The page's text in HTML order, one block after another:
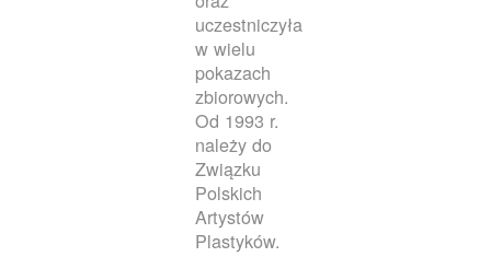
uczestniczyła
w wielu
pokazach
zbiorowych.
Od 1993 r.
należy do
Związku
Polskich
Artystów
Plastyków.